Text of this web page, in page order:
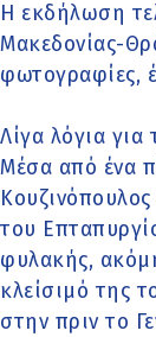
Η εκδήλωση
Μακεδονίας-
φωτογραφίες,
Λίγα λόγια για
Μέσα από ένα
του
φυλακής,
κλείσιμό της
στην πριν το